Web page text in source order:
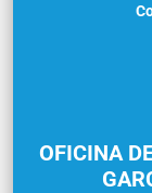
OFICINA